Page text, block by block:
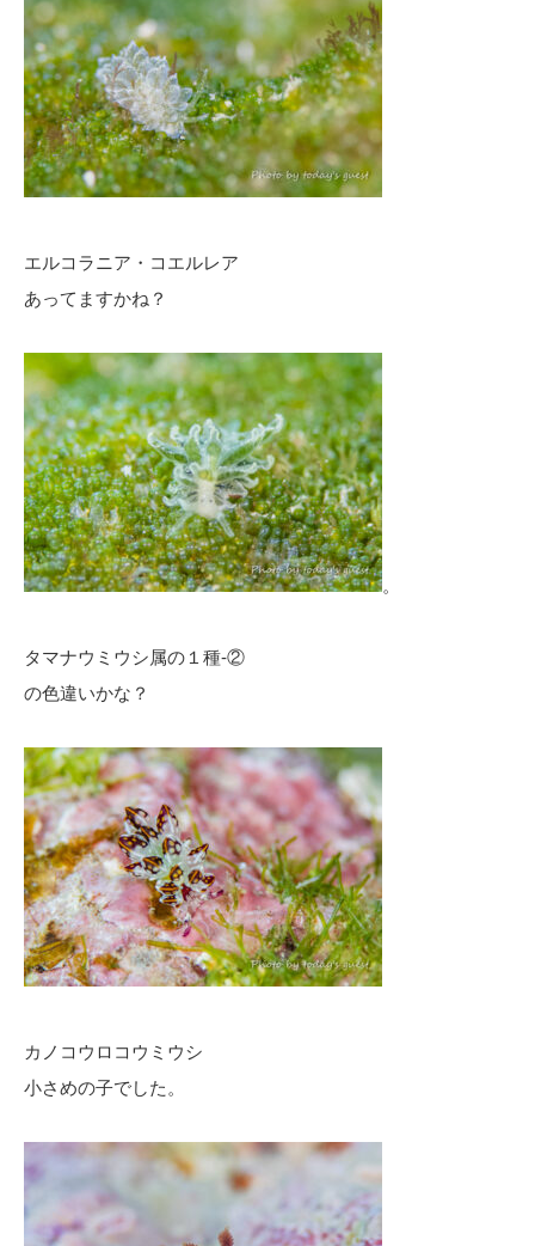
エルコラニア・コエルレア
あってますかね？
。
タマナウミウシ属の１種-②
の色違いかな？
カノコウロコウミウシ
小さめの子でした。